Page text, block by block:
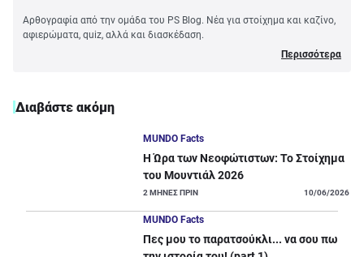
Αρθογραφία από την ομάδα του PS Blog. Νέα για στοίχημα και καζίνο,
αφιερώματα, quiz, αλλά και διασκέδαση.
Περισσότερα
Διαβάστε ακόμη
MUNDO Facts
Η Ώρα των Νεοφώτιστων: Το Στοίχημα
του Μουντιάλ 2026
2 ΜΗΝΕΣ ΠΡΙΝ 10/06/2026
MUNDO Facts
Πες μου το παρατσούκλι... να σου πω